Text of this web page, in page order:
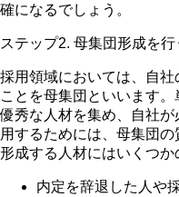
確になるでしょう。
ステップ2. 母集団形成を行
採用領域においては、自
ことを母集団といいます。
優秀な人材を集め、自社
用するためには、母集団
形成する人材にはいくつか
内定を辞退した人や